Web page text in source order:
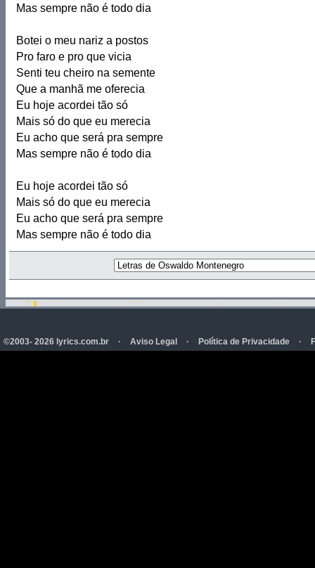
Mas sempre não é todo dia
Botei o meu nariz a postos
Pro faro e pro que vicia
Senti teu cheiro na semente
Que a manhã me oferecia
Eu hoje acordei tão só
Mais só do que eu merecia
Eu acho que será pra sempre
Mas sempre não é todo dia
Eu hoje acordei tão só
Mais só do que eu merecia
Eu acho que será pra sempre
Mas sempre não é todo dia
©2003- 2026 lyrics.com.br · Aviso Legal · Política de Privacidade ·